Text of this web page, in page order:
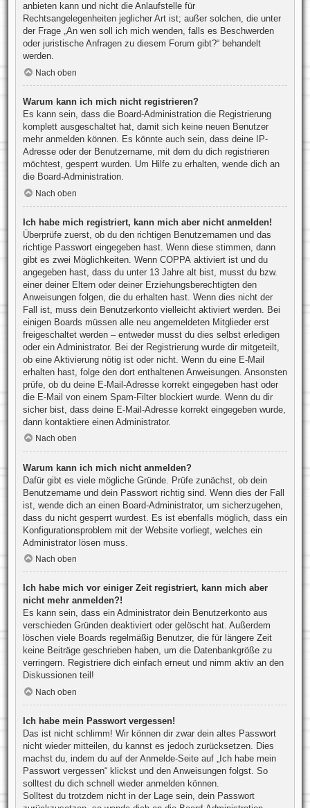
anbieten kann und nicht die Anlaufstelle für
Rechtsangelegenheiten jeglicher Art ist; außer solchen, die unter
der Frage „An wen soll ich mich wenden, falls es Beschwerden
oder juristische Anfragen zu diesem Forum gibt?“ behandelt
werden.
Nach oben
Warum kann ich mich nicht registrieren?
Es kann sein, dass die Board-Administration die Registrierung
komplett ausgeschaltet hat, damit sich keine neuen Benutzer
mehr anmelden können. Es könnte auch sein, dass deine IP-
Adresse oder der Benutzername, mit dem du dich registrieren
möchtest, gesperrt wurden. Um Hilfe zu erhalten, wende dich an
die Board-Administration.
Nach oben
Ich habe mich registriert, kann mich aber nicht anmelden!
Überprüfe zuerst, ob du den richtigen Benutzernamen und das
richtige Passwort eingegeben hast. Wenn diese stimmen, dann
gibt es zwei Möglichkeiten. Wenn COPPA aktiviert ist und du
angegeben hast, dass du unter 13 Jahre alt bist, musst du bzw.
einer deiner Eltern oder deiner Erziehungsberechtigten den
Anweisungen folgen, die du erhalten hast. Wenn dies nicht der
Fall ist, muss dein Benutzerkonto vielleicht aktiviert werden. Bei
einigen Boards müssen alle neu angemeldeten Mitglieder erst
freigeschaltet werden – entweder musst du dies selbst erledigen
oder ein Administrator. Bei der Registrierung wurde dir mitgeteilt,
ob eine Aktivierung nötig ist oder nicht. Wenn du eine E-Mail
erhalten hast, folge den dort enthaltenen Anweisungen. Ansonsten
prüfe, ob du deine E-Mail-Adresse korrekt eingegeben hast oder
die E-Mail von einem Spam-Filter blockiert wurde. Wenn du dir
sicher bist, dass deine E-Mail-Adresse korrekt eingegeben wurde,
dann kontaktiere einen Administrator.
Nach oben
Warum kann ich mich nicht anmelden?
Dafür gibt es viele mögliche Gründe. Prüfe zunächst, ob dein
Benutzername und dein Passwort richtig sind. Wenn dies der Fall
ist, wende dich an einen Board-Administrator, um sicherzugehen,
dass du nicht gesperrt wurdest. Es ist ebenfalls möglich, dass ein
Konfigurationsproblem mit der Website vorliegt, welches ein
Administrator lösen muss.
Nach oben
Ich habe mich vor einiger Zeit registriert, kann mich aber
nicht mehr anmelden?!
Es kann sein, dass ein Administrator dein Benutzerkonto aus
verschieden Gründen deaktiviert oder gelöscht hat. Außerdem
löschen viele Boards regelmäßig Benutzer, die für längere Zeit
keine Beiträge geschrieben haben, um die Datenbankgröße zu
verringern. Registriere dich einfach erneut und nimm aktiv an den
Diskussionen teil!
Nach oben
Ich habe mein Passwort vergessen!
Das ist nicht schlimm! Wir können dir zwar dein altes Passwort
nicht wieder mitteilen, du kannst es jedoch zurücksetzen. Dies
machst du, indem du auf der Anmelde-Seite auf „Ich habe mein
Passwort vergessen“ klickst und den Anweisungen folgst. So
solltest du dich schnell wieder anmelden können.
Solltest du trotzdem nicht in der Lage sein, dein Passwort